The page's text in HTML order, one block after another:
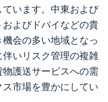
います。中東および
よびドバイなどの貴
会の多い地域となっ
いリスク管理の複雑
護送サービスへの需
市場を豊かにしてい